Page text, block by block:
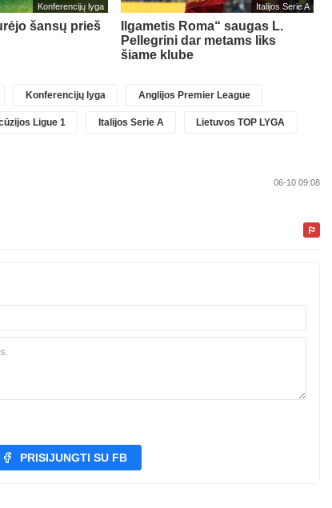
Konferencijų lyga
šansų prieš
Italijos Serie A
Ilgametis Roma“ saugas L.
Pellegrini dar metams liks
šiame klube
Konferencijų lyga Anglijos Premier League
Ligue 1 Italijos Serie A Lietuvos TOP LYGA
06-10 09:08
PRISIJUNGTI SU FB